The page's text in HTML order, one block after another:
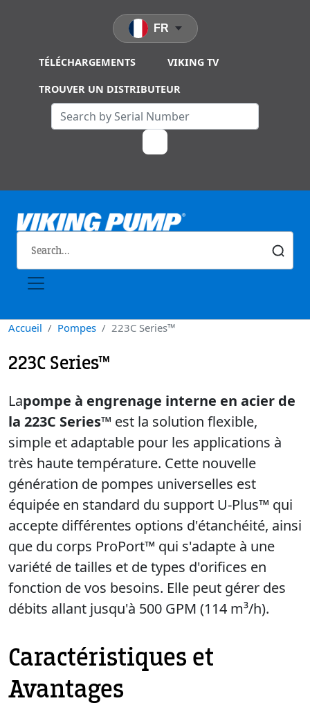
TÉLÉCHARGEMENTS VIKING TV
TROUVER UN DISTRIBUTEUR
FR
Accueil Pompes 223C Series™
223C Series™
Lapompe à engrenage interne en acier de
la 223C Series™ est la solution flexible,
simple et adaptable pour les applications à
très haute température. Cette nouvelle
génération de pompes universelles est
équipée en standard du support U-Plus™ qui
accepte différentes options d'étanchéité, ainsi
que du corps ProPort™ qui s'adapte à une
variété de tailles et de types d'orifices en
fonction de vos besoins. Elle peut gérer des
débits allant jusqu'à 500 GPM (114 m³/h).
Caractéristiques et
Avantages